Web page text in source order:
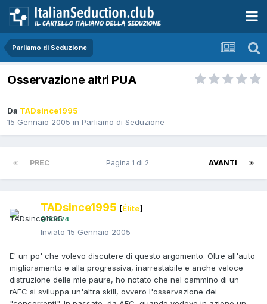
Parliamo di Seduzione
Osservazione altri PUA
Da TADsince1995
15 Gennaio 2005 in Parliamo di Seduzione
PREC AVANTI
Pagina 1 di 2
TADsince1995 [Élite]
10674
Inviato 15 Gennaio 2005
E' un po' che volevo discutere di questo argomento. Oltre all'auto
miglioramento e alla progressiva, inarrestabile e anche veloce
distruzione delle mie paure, ho notato che nel cammino di un
rAFC si sviluppa un'altra skill, ovvero l'osservazione dei